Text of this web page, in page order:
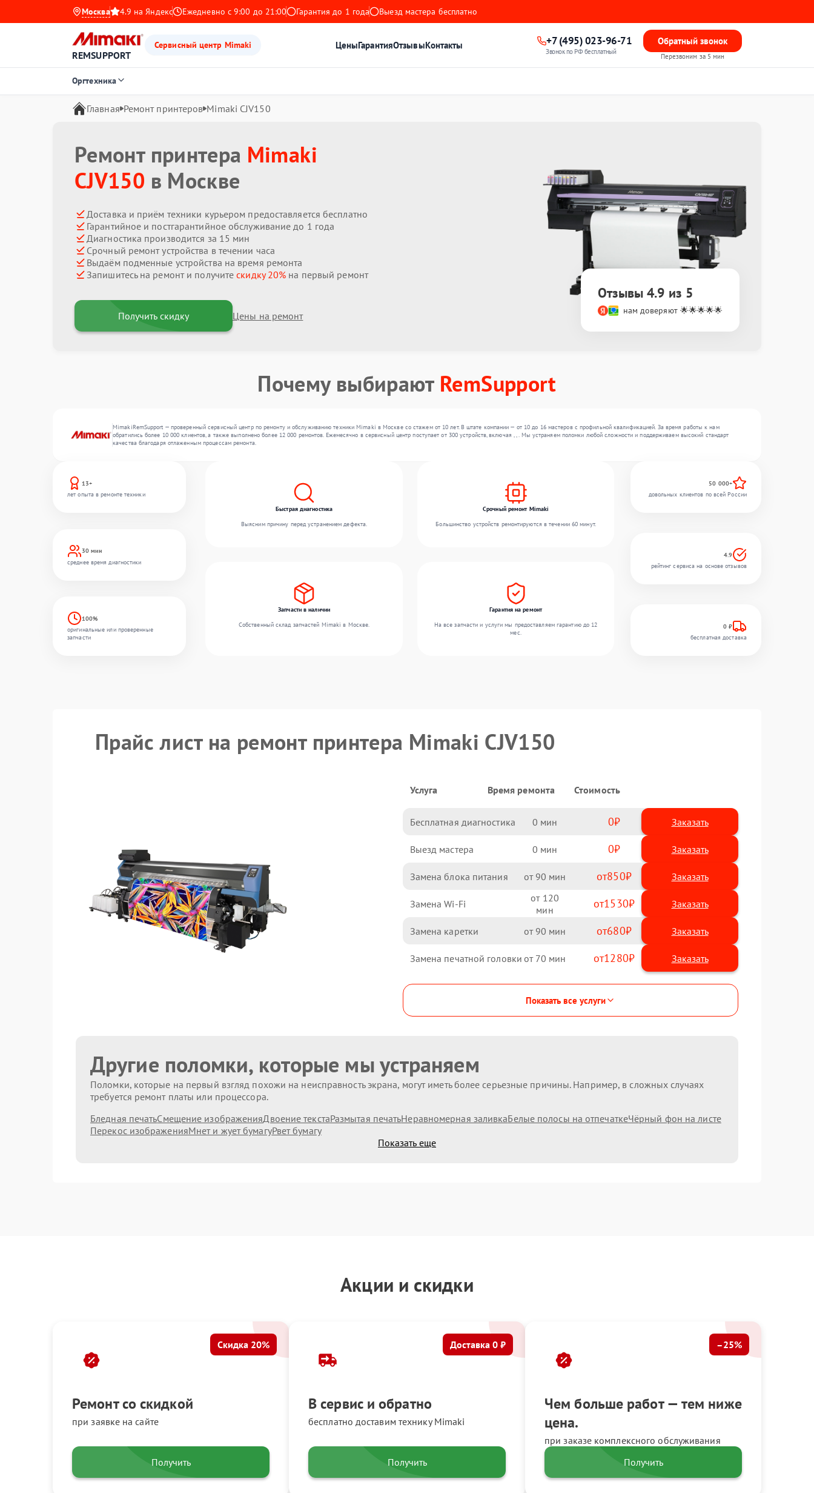
Москва 4.9 на Яндекс Ежедневно с 9:00 до 21:00 Гарантия до 1 года Выезд мастера бесплатно
REMSUPPORT
Сервисный центр Mimaki ЦеныГарантияОтзывыКонтакты +7 (495) 023-96-71
Звонок по РФ бесплатный
Обратный звонок
Перезвоним за 5 мин
Оргтехника
Главная Ремонт принтеров Mimaki CJV150
Ремонт принтера Mimaki
CJV150 в Москве
Доставка и приём техники курьером предоставляется бесплатно
Гарантийное и постгарантийное обслуживание до 1 года
Диагностика производится за 15 мин
Срочный ремонт устройства в течении часа
Выдаём подменные устройства на время ремонта
Запишитесь на ремонт и получитескидку 20% на первый ремонт
Получить скидку Цены на ремонт
Отзывы 4.9 из 5
нам доверяют 🌟🌟🌟🌟🌟
Почему выбирают RemSupport
MimakiRemSupport — проверенный сервисный центр по ремонту и обслуживанию техники Mimaki в Москве со стажем от 10 лет. В штате компании — от 10 до 16 мастеров с профильной квалификацией. За время работы к нам
обратились более 10 000 клиентов, а также выполнено более 12 000 ремонтов. Ежемесячно в сервисный центр поступает от 300 устройств, включая , , . Мы устраняем поломки любой сложности и поддерживаем высокий стандарт
качества благодаря отлаженным процессам ремонта.
13+
лет опыта в ремонте техники
30 мин
среднее время диагностики
100%
оригинальные или проверенные
запчасти
Быстрая диагностика
Выясним причину перед устранением дефекта.
Срочный ремонт Mimaki
Большинство устройств ремонтируются в течении 60 минут.
Запчасти в наличии
Собственный склад запчастей Mimaki в Москве.
Гарантия на ремонт
На все запчасти и услуги мы предоставляем гарантию до 12
мес.
50 000+
довольных клиентов по всей России
4.9
рейтинг сервиса на основе отзывов
0 ₽
бесплатная доставка
Прайс лист на ремонт принтера Mimaki CJV150
Услуга Время ремонта Стоимость
Бесплатная диагностика 0 0 Заказать
Выезд мастера 0 0 Заказать
Замена блока питания 90 850
Замена Wi-Fi 120 1530
Замена каретки 90 680
Замена печатной головки 70 1280
Показать все услуги
Другие поломки, которые мы устраняем
Поломки, которые на первый взгляд похожи на неисправность экрана, могут иметь более серьезные причины. Например, в сложных случаях
требуется ремонт платы или процессора.
Бледная печатьСмещение изображенияДвоение текстаРазмытая печатьНеравномерная заливкаБелые полосы на отпечаткеЧёрный фон на листе
Перекос изображенияМнет и жует бумагуРвет бумагу
Показать еще
Акции и скидки
Ремонт со скидкой
при заявке на сайте
Скидка 20%
Получить
В сервис и обратно
бесплатно доставим технику Mimaki
Доставка 0 ₽
Получить
Чем больше работ — тем ниже
цена.
при заказе комплексного обслуживания
–25%
Получить